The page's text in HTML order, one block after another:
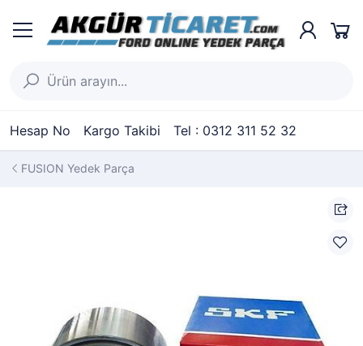
Hesap No Kargo Takibi Tel : 0312 311 52 32
FUSION Yedek Parça